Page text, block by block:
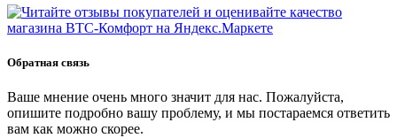
Обратная связь
Ваше мнение очень много значит для нас. Пожалуйста,
опишите подробно вашу проблему, и мы постараемся ответить
вам как можно скорее.